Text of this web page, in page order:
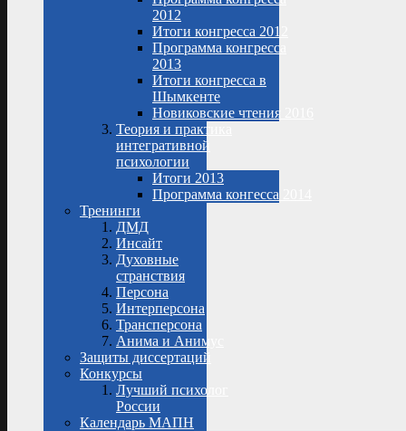
2012
Итоги конгресса 2012
Программа конгресса
2013
Итоги конгресса в
Шымкенте
Новиковские чтения 2016
Теория и практика
интегративной
психологии
Итоги 2013
Программа конгесса 2014
Тренинги
ДМД
Инсайт
Духовные
странствия
Персона
Интерперсона
Трансперсона
Анима и Анимус
Защиты диссертаций
Конкурсы
Лучший психолог
России
Календарь МАПН